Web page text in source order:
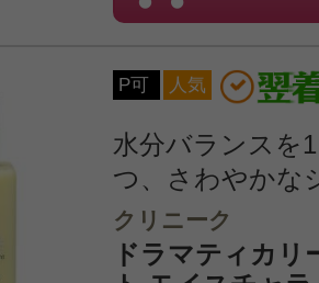
P可 人気
水分バランスを
つ、さわやかな
クリニーク
ドラマティカ